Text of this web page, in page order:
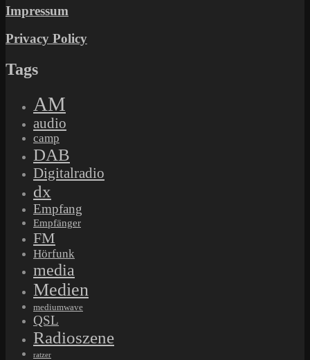
Impressum
Privacy Policy
Tags
AM
audio
camp
DAB
Digitalradio
dx
Empfang
Empfänger
FM
Hörfunk
media
Medien
mediumwave
QSL
Radioszene
ratzer